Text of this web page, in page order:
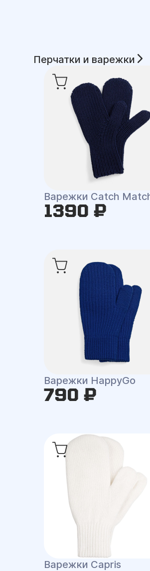
Перчатки и варежки
Варежки Catch
1390 ₽
Варежки HappyGo
790 ₽
Варежки Capris